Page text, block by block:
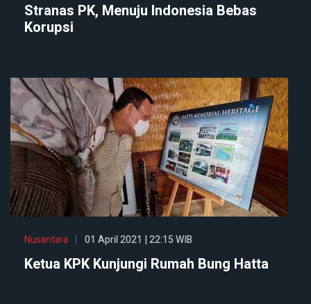
Stranas PK, Menuju Indonesia Bebas
Korupsi
Nusantara 01 April 2021 | 22:15 WIB
Ketua KPK Kunjungi Rumah Bung Hatta